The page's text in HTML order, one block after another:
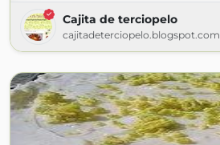
Cajita de terciopelo
cajitadeterciopelo.blogspot.com